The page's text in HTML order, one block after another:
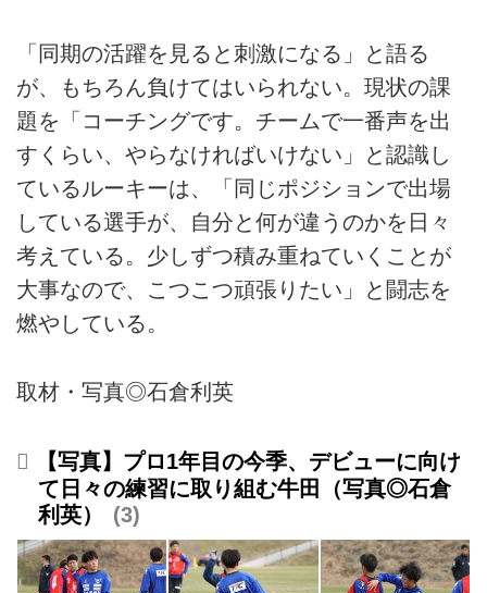
「同期の活躍を見ると刺激になる」と語る
が、もちろん負けてはいられない。現状の課
題を「コーチングです。チームで一番声を出
すくらい、やらなければいけない」と認識し
ているルーキーは、「同じポジションで出場
している選手が、自分と何が違うのかを日々
考えている。少しずつ積み重ねていくことが
大事なので、こつこつ頑張りたい」と闘志を
燃やしている。
取材・写真◎石倉利英
【写真】プロ1年目の今季、デビューに向け
て日々の練習に取り組む牛田（写真◎石倉
利英）
3